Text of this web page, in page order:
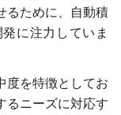
るために、自動積
に注力していま
度を特徴としてお
るニーズに対応す